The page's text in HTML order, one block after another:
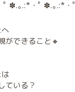
✽.｡.:*・ﾟ ✽.｡.:*・ﾟ
ができること🔸
ている？